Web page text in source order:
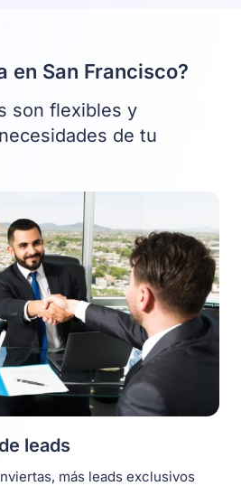
en San Francisco?
son flexibles y
de tu
leads
más leads exclusivos